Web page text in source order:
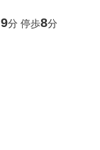
9分 停歩8分